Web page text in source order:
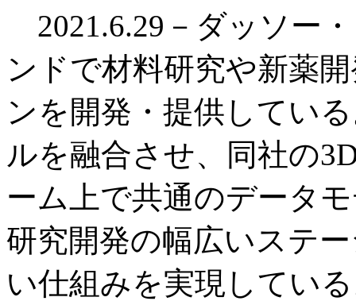
2021.6.29－ダッソー
ンドで材料研究や新薬
ンを開発・提供してい
ルを融合させ、同社の
ーム上で共通のデータ
研究開発の幅広いステ
い仕組みを実現してい